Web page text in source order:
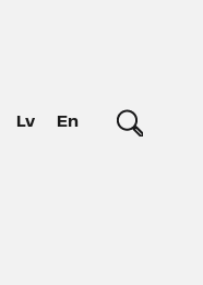
Lv En